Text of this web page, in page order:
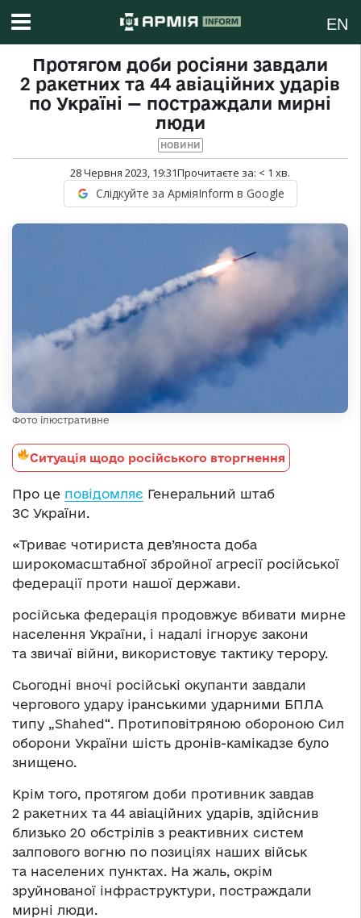
EN
Протягом доби росіяни завдали
2 ракетних та 44 авіаційних ударів
по Україні — постраждали мирні
люди
НОВИНИ
28 Червня 2023, 19:31Прочитаєте за: < 1 хв.
Слідкуйте за АрміяInform в Google
Фото ілюстративне
Ситуація щодо російського вторгнення
Про це повідомляє Генеральний штаб
ЗС України.
«Триває чотириста дев’яноста доба
широкомасштабної збройної агресії російської
федерації проти нашої держави.
російська федерація продовжує вбивати мирне
населення України, і надалі ігнорує закони
та звичаї війни, використовує тактику терору.
Сьогодні вночі російські окупанти завдали
чергового удару іранськими ударними БПЛА
типу „Shahed“. Протиповітряною обороною Сил
оборони України шість дронів-камікадзе було
знищено.
Крім того, протягом доби противник завдав
2 ракетних та 44 авіаційних ударів, здійснив
близько 20 обстрілів з реактивних систем
залпового вогню по позиціях наших військ
та населених пунктах. На жаль, окрім
зруйнованої інфраструктури, постраждали
мирні люди.